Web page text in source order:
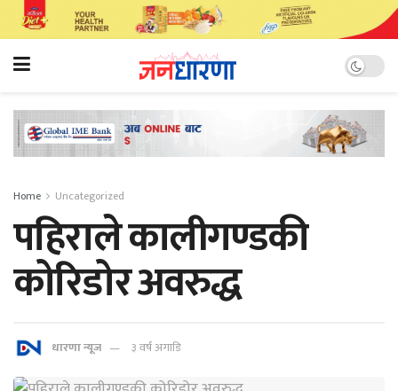
Home Uncategorized
पहिराले कालीगण्डकी
कोरिडोर अवरुद्ध
धारणा न्यूज ३ वर्ष अगाडि